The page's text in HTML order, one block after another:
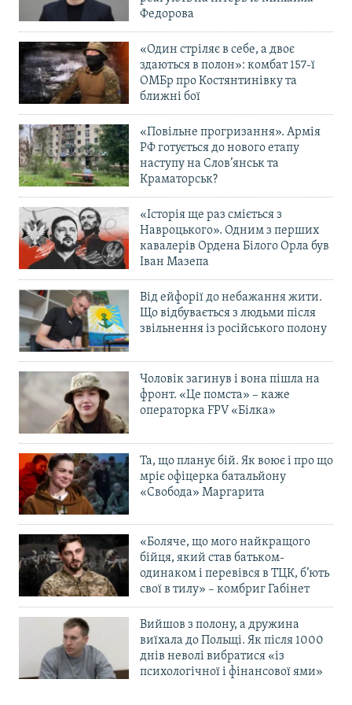
Федорова
«Один стріляє в себе, а двоє
здаються в полон»: комбат 157-ї
ОМБр про Костянтинівку та
ближні бої
«Повільне прогризання». Армія
РФ готується до нового етапу
наступу на Слов’янськ та
Краматорськ?
«Історія ще раз сміється з
Навроцького». Одним з перших
кавалерів Ордена Білого Орла був
Іван Мазепа
Від ейфорії до небажання жити.
Що відбувається з людьми після
звільнення із російського полону
Чоловік загинув і вона пішла на
фронт. «Це помста» – каже
операторка FPV «Білка»
Та, що планує бій. Як воює і про що
мріє офіцерка батальйону
«Свобода» Маргарита
«Боляче, що мого найкращого
бійця, який став батьком-
одинаком і перевівся в ТЦК, б’ють
свої в тилу» – комбриг Габінет
Вийшов з полону, а дружина
виїхала до Польщі. Як після 1000
днів неволі вибратися «із
психологічної і фінансової ями»